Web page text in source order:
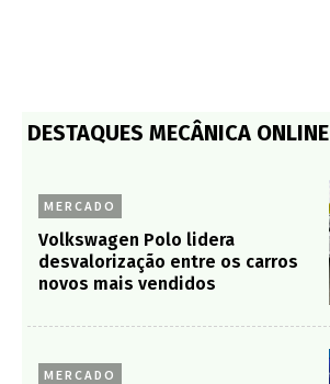
DESTAQUES MECÂNICA ONLINE
MERCADO
Volkswagen Polo lidera
desvalorização entre os carros
novos mais vendidos
MERCADO